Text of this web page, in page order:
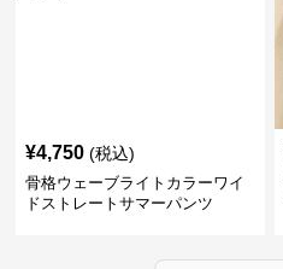
¥4,750 (税込)
骨格ウェーブライトカラーワイ
ドストレートサマーパンツ